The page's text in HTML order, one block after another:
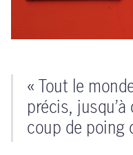
« Tout le
précis, jusqu’à
coup de poing